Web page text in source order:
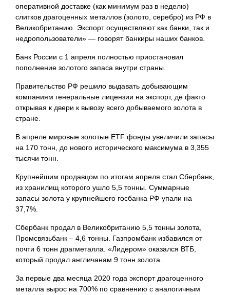
оперативной доставке (как минимум раз в неделю)
слитков драгоценных металлов (золото, серебро) из РФ в
Великобританию. Экспорт осуществляют как банки, так и
недропользователи» — говорят банкиры наших банков.
Банк России с 1 апреля полностью приостановил
пополнение золотого запаса внутри страны.
Правительство РФ решило выдавать добывающим
компаниям генеральные лицензии на экспорт, де факто
открывая к двери к вывозу всего добываемого золота в
стране.
В апреле мировые золотые ETF фонды увеличили запасы
на 170 тонн, до нового исторического максимума в 3,355
тысячи тонн.
Крупнейшим продавцом по итогам апреля стал Сбербанк,
из хранилищ которого ушло 5,5 тонны. Суммарные
запасы золота у крупнейшего госбанка РФ упали на
37,7%.
Сбербанк продал в Великобританию 5,5 тонны золота,
Промсвязьбанк – 4,6 тонны. Газпромбанк избавился от
почти 6 тонн драгметалла. «Лидером» оказался ВТБ,
который продал англичанам 9 тонн золота.
За первые два месяца 2020 года экспорт драгоценного
металла вырос на 700% по сравнению с аналогичным